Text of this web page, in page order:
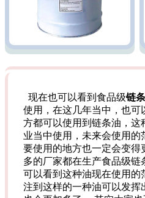
现在也可以看到食品级链
使用，在这几年当中，也可
方都可以使用到链条油，这
业当中使用，未来会使用
要使用的地方也一定会变得
多的厂家都在生产食品级
可以看到这种油现在使用的
注到这样的一种油可以发挥